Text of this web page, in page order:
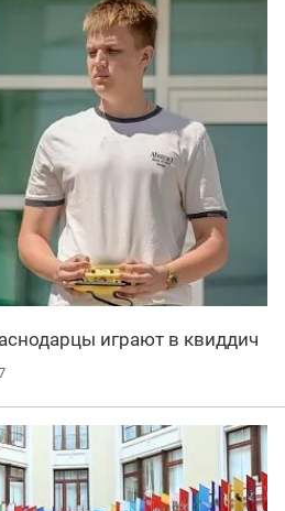
играют в квиддич